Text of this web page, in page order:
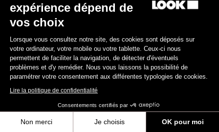
expérience dépend de
vos choix
Lorsque vous consultez notre site, des cookies sont déposés sur
votre ordinateur, votre mobile ou votre tablette. Ceux-ci nous
permettent de faciliter la navigation, de détecter d'éventuels
problèmes et d'y remédier. Nous vous laissons la possibilité de
paramétrer votre consentement aux différentes typologies de cookies.
Lire la politique de confidentialité
Consentements certifiés par
Non merci Je choisis OK pour moi